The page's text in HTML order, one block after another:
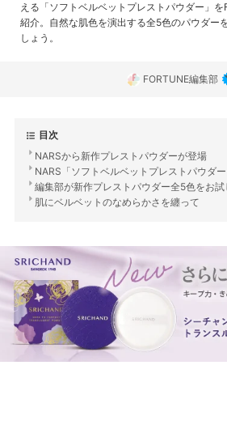
える「ソフトベルベットプレストパウダー」
紹介。自然な肌色を演出する全5色のパウダー
しょう。
FORTUNE編集部
目次
NARSから新作プレストパウダーが登場
NARS「ソフトベルベットプレストパウダー
編集部が新作プレストパウダー全5色をお試
肌にベルベットのなめらかさを纏って